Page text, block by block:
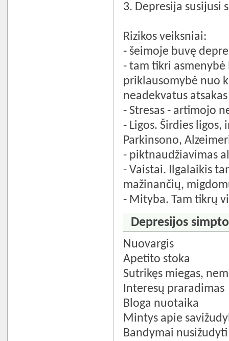
3. Depresija susijusi
Rizikos veiksniai:
- šeimoje buvę
- tam tikri asmenybė
priklausomybė nuo
neadekvatus
- Stresas - artimojo
- Ligos. Širdies ligos,
Parkinsono,
- piktnaudžiavimas
- Vaistai. Ilgalaikis
mažinančių,
- Mityba. Tam tikrų
Depresijos
Nuovargis
Apetito stoka
Sutrikęs miegas,
Interesų praradimas
Bloga nuotaika
Mintys apie
Bandymai nusižudyti